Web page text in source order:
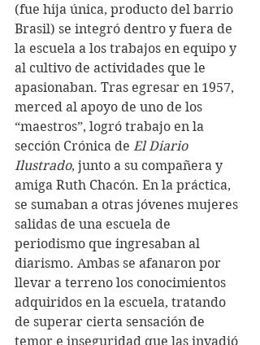
(fue hija única, producto del barrio
Brasil) se integró dentro y fuera de
la escuela a los trabajos en equipo y
al cultivo de actividades que le
apasionaban. Tras egresar en 1957,
merced al apoyo de uno de los
“maestros”, logró trabajo en la
sección Crónica de El Diario
Ilustrado, junto a su compañera y
amiga Ruth Chacón. En la práctica,
se sumaban a otras jóvenes mujeres
salidas de una escuela de
periodismo que ingresaban al
diarismo. Ambas se afanaron por
llevar a terreno los conocimientos
adquiridos en la escuela, tratando
de superar cierta sensación de
temor e inseguridad que las invadió